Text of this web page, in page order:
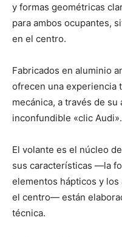
y formas geométricas
para ambos ocupantes,
en el centro.
Fabricados en aluminio
ofrecen una experiencia
mecánica, a través de su
inconfundible «clic Audi».
El volante es el núcleo
sus características —la
elementos hápticos y
el centro— están
técnica.